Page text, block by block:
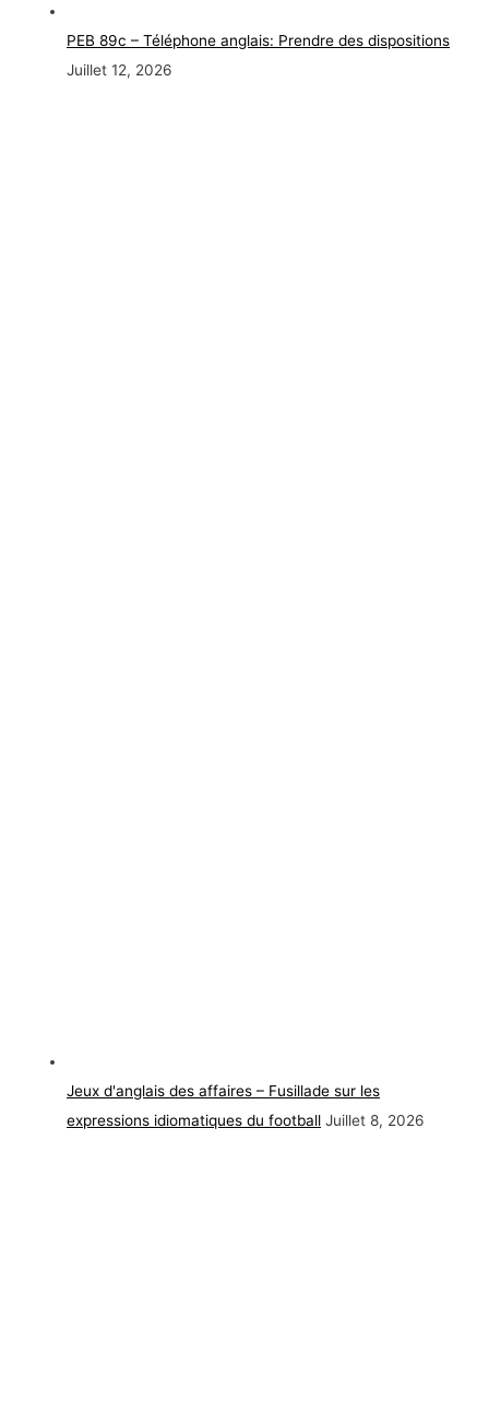
PEB 89c – Téléphone anglais: Prendre des dispositions
Juillet 12, 2026
Jeux d'anglais des affaires – Fusillade sur les
expressions idiomatiques du football Juillet 8, 2026